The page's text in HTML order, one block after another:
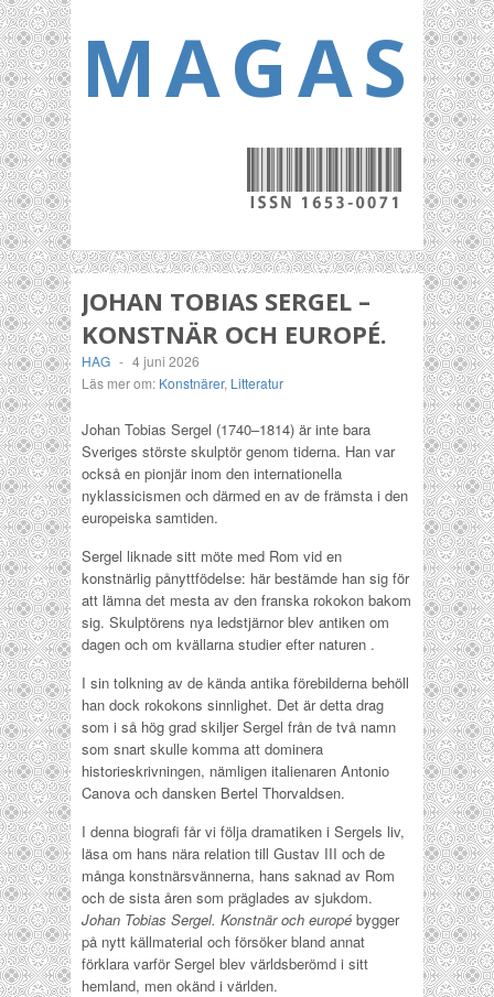
JOHAN TOBIAS SERGEL –
KONSTNÄR OCH EUROPÉ.
HAG - 4 juni 2026
Läs mer om: Konstnärer, Litteratur
Johan Tobias Sergel (1740–1814) är inte bara
Sveriges störste skulptör genom tiderna. Han var
också en pionjär inom den internationella
nyklassicismen och därmed en av de främsta i den
europeiska samtiden.
Sergel liknade sitt möte med Rom vid en
konstnärlig pånyttfödelse: här bestämde han sig för
att lämna det mesta av den franska rokokon bakom
sig. Skulptörens nya ledstjärnor blev antiken om
dagen och om kvällarna studier efter naturen .
I sin tolkning av de kända antika förebilderna behöll
han dock rokokons sinnlighet. Det är detta drag
som i så hög grad skiljer Sergel från de två namn
som snart skulle komma att dominera
historieskrivningen, nämligen italienaren Antonio
Canova och dansken Bertel Thorvaldsen.
I denna biografi får vi följa dramatiken i Sergels liv,
läsa om hans nära relation till Gustav III och de
många konstnärsvännerna, hans saknad av Rom
och de sista åren som präglades av sjukdom.
Johan Tobias Sergel. Konstnär och europé bygger
på nytt källmaterial och försöker bland annat
förklara varför Sergel blev världsberömd i sitt
hemland, men okänd i världen.